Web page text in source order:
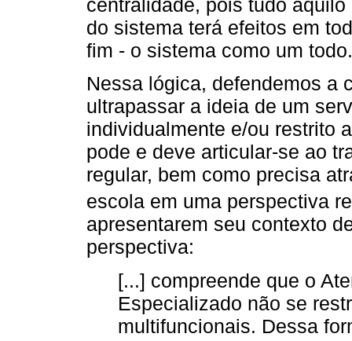
centralidade, pois tudo
do sistema terá efeitos em
fim - o sistema como um todo.
Nessa lógica, defendemos a
ultrapassar a ideia de um
individualmente e/ou restrito
pode e deve articular-se ao
regular, bem como precisa
escola em uma perspectiva
apresentarem seu contexto
perspectiva:
[...] compreende que o
Especializado não se
multifuncionais. Dessa